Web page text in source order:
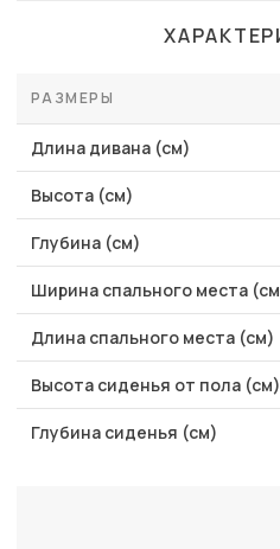
РАЗМЕРЫ
Длина дивана (см)
Высота (см)
Глубина (см)
Ширина спального места
Длина спального места (см)
Высота сиденья от пола (см)
Глубина сиденья (см)